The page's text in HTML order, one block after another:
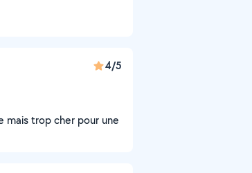
4/5
mais trop cher pour une